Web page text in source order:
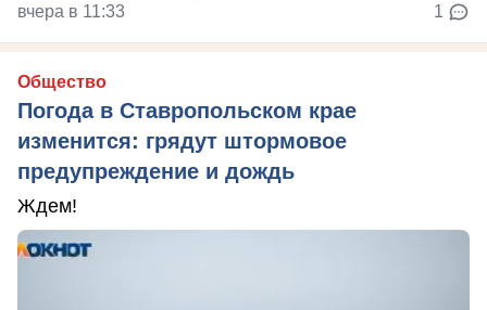
вчера в 11:33 1
Общество
Погода в Ставропольском крае
изменится: грядут штормовое
предупреждение и дождь
Ждем!